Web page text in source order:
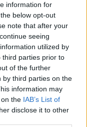
information for
below opt-out
note that after your
seeing
utilized by
third parties prior to
of the further
by third parties on the
information may
the IAB’s List of
disclose it to other
UTALHAT
GYÓGYSZEREIKET –
EZ A